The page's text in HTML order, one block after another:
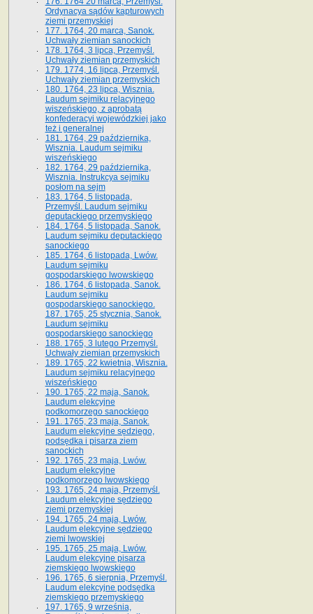
Ordynacya sądów kapturowych
ziemi przemyskiej
177. 1764, 20 marca, Sanok.
Uchwały ziemian sanockich
178. 1764, 3 lipca, Przemyśl.
Uchwały ziemian przemyskich
179. 1774, 16 lipca, Przemyśl.
Uchwały ziemian przemyskich
180. 1764, 23 lipca, Wisznia.
Laudum sejmiku relacyjnego
wiszeńskiego, z aprobatą
konfederacyi wojewódzkiej jako
też i generalnej
181. 1764, 29 października,
Wisznia. Laudum sejmiku
wiszeńskiego
182. 1764, 29 października,
Wisznia. Instrukcya sejmiku
posłom na sejm
183. 1764, 5 listopada,
Przemyśl. Laudum sejmiku
deputackiego przemyskiego
184. 1764, 5 listopada, Sanok.
Laudum sejmiku deputackiego
sanockiego
185. 1764, 6 listopada, Lwów.
Laudum sejmiku
gospodarskiego lwowskiego
186. 1764, 6 listopada, Sanok.
Laudum sejmiku
gospodarskiego sanockiego.
187. 1765, 25 stycznia, Sanok.
Laudum sejmiku
gospodarskiego sanockiego
188. 1765, 3 lutego Przemyśl.
Uchwały ziemian przemyskich
189. 1765, 22 kwietnia, Wisznia.
Laudum sejmiku relacyjnego
wiszeńskiego
190. 1765, 22 maja, Sanok.
Laudum elekcyjne
podkomorzego sanockiego
191. 1765, 23 maja, Sanok.
Laudum elekcyjne sędziego,
podsędka i pisarza ziem
sanockich
192. 1765, 23 maja, Lwów.
Laudum elekcyjne
podkomorzego lwowskiego
193. 1765, 24 maja, Przemyśl.
Laudum elekcyjne sędziego
ziemi przemyskiej
194. 1765, 24 maja, Lwów.
Laudum elekcyjne sędziego
ziemi lwowskiej
195. 1765, 25 maja, Lwów.
Laudum elekcyjne pisarza
ziemskiego lwowskiego
196. 1765, 6 sierpnia, Przemyśl.
Laudum elekcyjne podsędka
ziemskiego przemyskiego
197. 1765, 9 września,